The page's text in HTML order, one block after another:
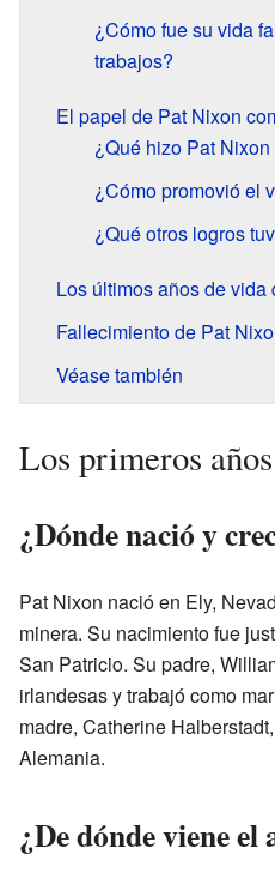
¿Cómo fue su vida
trabajos?
El papel de Pat Nixon
¿Qué hizo Pat
¿Cómo promovió el
¿Qué otros logros
Los últimos años de vida
Fallecimiento de Pat
Véase también
Los primeros
¿Dónde nació y
Pat Nixon nació en Ely,
minera. Su nacimiento fue
San Patricio. Su padre,
irlandesas y trabajó como
madre, Catherine
Alemania.
¿De dónde viene